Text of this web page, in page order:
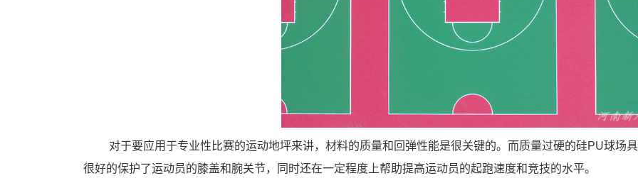
对于要应用于专业性比赛的运动地坪来讲，材料的质量和回弹性能是很关键的。而质量过硬的硅PU球场
很好的保护了运动员的膝盖和腕关节，同时还在一定程度上帮助提高运动员的起跑速度和竞技的水平。